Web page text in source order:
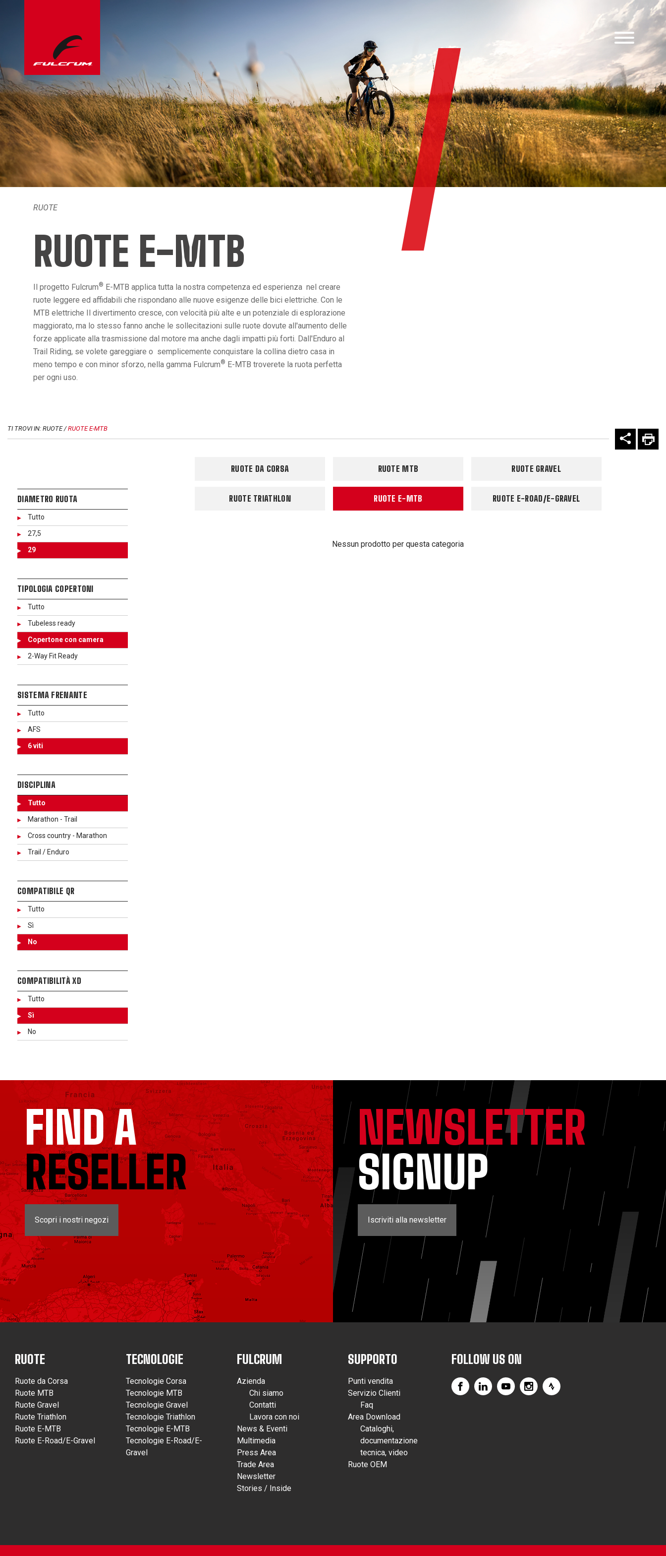
RUOTE
RUOTE E-MTB
Il progetto Fulcrum® E-MTB applica tutta la nostra competenza ed esperienza nel creare
ruote leggere ed affidabili che rispondano alle nuove esigenze delle bici elettriche. Con le
MTB elettriche Il divertimento cresce, con velocità più alte e un potenziale di esplorazione
maggiorato, ma lo stesso fanno anche le sollecitazioni sulle ruote dovute all'aumento delle
forze applicate alla trasmissione dal motore ma anche dagli impatti più forti. Dall'Enduro al
Trail Riding, se volete gareggiare o semplicemente conquistare la collina dietro casa in
meno tempo e con minor sforzo, nella gamma Fulcrum® E-MTB troverete la ruota perfetta
per ogni uso.
TI TROVI IN: RUOTE /RUOTE E-MTB
DIAMETRO RUOTA
Tutto
27,5
29
TIPOLOGIA COPERTONI
Tutto
Tubeless ready
Copertone con camera
2-Way Fit Ready
SISTEMA FRENANTE
Tutto
AFS
6 viti
DISCIPLINA
Tutto
Marathon - Trail
Cross country - Marathon
Trail / Enduro
COMPATIBILE QR
Tutto
Sì
No
COMPATIBILITÀ XD
Tutto
Sì
No
RUOTE DA CORSA RUOTE MTB RUOTE GRAVEL
RUOTE TRIATHLON RUOTE E-MTB RUOTE E-ROAD/E-GRAVEL
Nessun prodotto per questa categoria
FIND A
RESELLER
Scopri i nostri negozi
NEWSLETTER
SIGNUP
Iscriviti alla newsletter
RUOTE
Ruote da Corsa
Ruote MTB
Ruote Gravel
Ruote Triathlon
Ruote E-MTB
Ruote E-Road/E-Gravel
TECNOLOGIE
Tecnologie Corsa
Tecnologie MTB
Tecnologie Gravel
Tecnologie Triathlon
Tecnologie E-MTB
Tecnologie E-Road/E-
Gravel
FULCRUM
Azienda
Chi siamo
Contatti
Lavora con noi
News & Eventi
Multimedia
Press Area
Trade Area
Newsletter
Stories / Inside
SUPPORTO
Punti vendita
Servizio Clienti
Faq
Area Download
Cataloghi,
documentazione
tecnica, video
Ruote OEM
FOLLOW US ON